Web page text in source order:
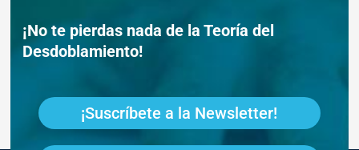
¡No te pierdas nada de la Teoría del
Desdoblamiento!
¡Suscríbete a la Newsletter!